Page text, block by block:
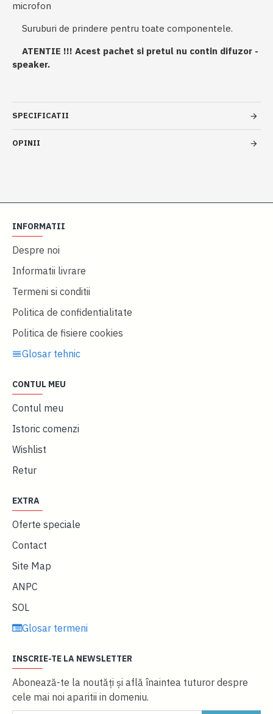
microfon
Suruburi de prindere pentru toate componentele.
ATENTIE !!! Acest pachet si pretul nu contin difuzor -
speaker.
SPECIFICATII
OPINII
INFORMATII
Despre noi
Informatii livrare
Termeni si conditii
Politica de confidentialitate
Politica de fisiere cookies
Glosar tehnic
CONTUL MEU
Contul meu
Istoric comenzi
Wishlist
Retur
EXTRA
Oferte speciale
Contact
Site Map
ANPC
SOL
Glosar termeni
INSCRIE-TE LA NEWSLETTER
Abonează-te la noutăţi și află înaintea tuturor despre
cele mai noi aparitii in domeniu.